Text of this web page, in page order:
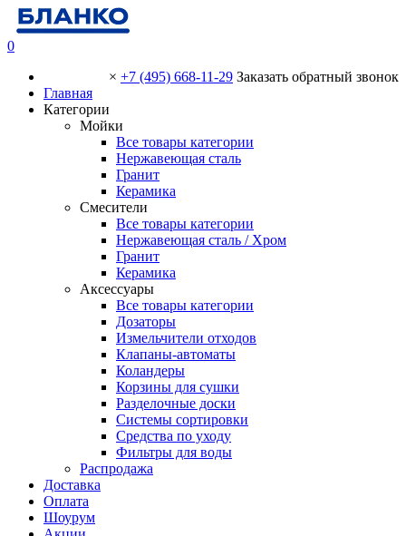
0
× +7 (495) 668-11-29 Заказать обратный звонок
Главная
Категории
Мойки
Все товары категории
Нержавеющая сталь
Гранит
Керамика
Смесители
Все товары категории
Нержавеющая сталь / Хром
Гранит
Керамика
Аксессуары
Все товары категории
Дозаторы
Измельчители отходов
Клапаны-автоматы
Коландеры
Корзины для сушки
Разделочные доски
Системы сортировки
Средства по уходу
Фильтры для воды
Распродажа
Доставка
Оплата
Шоурум